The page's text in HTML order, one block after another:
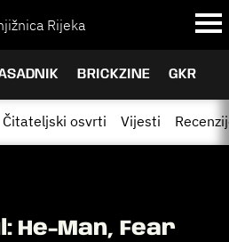
Rijeka
BRICKZINE GKR
Čitateljski osvrti Vijesti
He-Man, Fear